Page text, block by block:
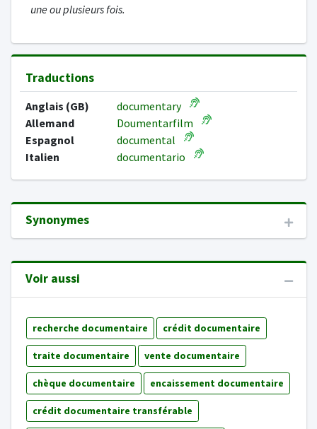
une ou plusieurs fois.
Traductions
Anglais (GB)
documentary
Allemand
Doumentarfilm
Espagnol
documental
Italien
documentario
Synonymes
Voir aussi
recherche documentaire crédit documentaire
traite documentaire vente documentaire
chèque documentaire encaissement documentaire
crédit documentaire transférable